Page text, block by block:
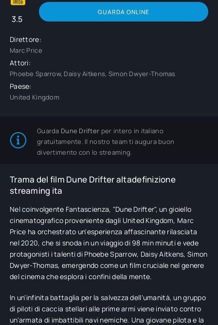
3.5
GUARDA ONLINE
Direttore:
Marc Price
Attori:
Phoebe Sparrow, Daisy Aitkens, Simon Dwyer-Thomas
Paese:
United Kingdom
Guarda Dune Drifter per intero in italiano
gratuitamente. Il nostro team ti augura buon
divertimento con lo streaming.
Trama del film Dune Drifter altadefinizione
streaming ita
Nel coinvolgente Fantascienza, "Dune Drifter", un gioiello
cinematografico proveniente dagli United Kingdom, Marc
Price ha orchestrato un'esperienza affascinante rilasciata
nel 2020, che si snoda in un viaggio di 98 min minuti e vede
protagonisti i talenti di Phoebe Sparrow, Daisy Aitkens, Simon
Dwyer-Thomas, emergendo come un film cruciale nel genere
del cinema che esplora i confini della mente.
In un'infinita battaglia per la salvezza dell'umanità, un gruppo
di piloti di caccia stellari alle prime armi viene inviato contro
un'armata di imbattibili navi nemiche. Una giovane pilota e la